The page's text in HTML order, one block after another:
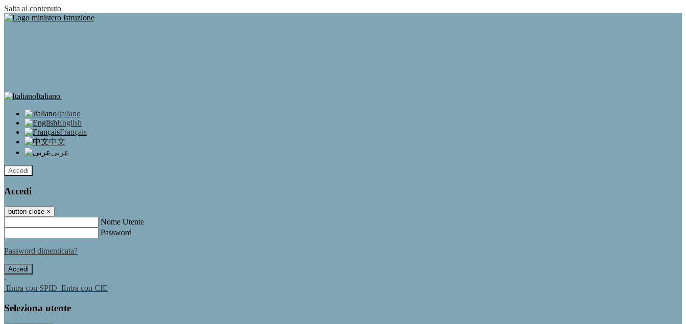
Salta al contenuto
Italiano
Italiano
English
Français
中文
عربى
Accedi
Accedi
button close ×
Nome Utente
Password
Password dimenticata?
-
Entra con SPID Entra con CIE
Seleziona utente